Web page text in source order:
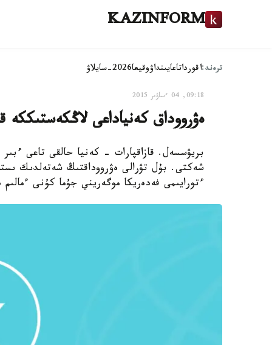
KAZINFORM
ترەند:اقورداتاعايىنداۋوقيعا2026-سايلاۋ
09:18, 04 ءساۋىر 2015
ەۋرووداق كەنياداعى لاڭكەستىككە
بريۋسسەل. قازاقپارات - كەنيا حالقى تاعى
شەكتى. بۇل تۋرالى ەۋرووداقتىڭ شەتەلدىك
ءتورايىمى فەدەريكا موگەريني جۇما كۇنى